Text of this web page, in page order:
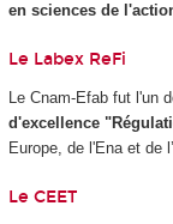
en sciences de
Le Labex ReFi
Le Cnam-Efab fut l'un
d'excellence
Europe, de l'Ena et de
Le CEET